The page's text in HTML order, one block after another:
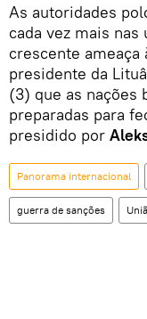
As autoridades
cada vez mais
crescente ameaça
presidente da
(3) que as nações
preparadas para
presidido por
Panorama internacional
guerra de sanções